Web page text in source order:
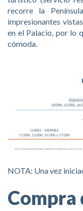
recorre la
impresionantes
en el Palacio, por lo
cómoda.
NOTA: Una vez
Compra